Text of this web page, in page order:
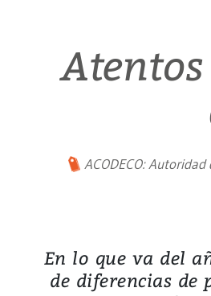
ACODECO:
En lo que va del
de diferencias de